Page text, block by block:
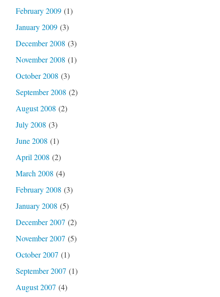
February 2009(1)
January 2009(3)
December 2008 (3)
November 2008 (1)
October 2008 (3)
September 2008 (2)
August 2008 (2)
July 2008 (3)
June 2008 (1)
April 2008 (2)
March 2008 (4)
February 2008 (3)
January 2008 (5)
December 2007 (2)
November 2007 (5)
October 2007 (1)
September 2007 (1)
August 2007 (4)